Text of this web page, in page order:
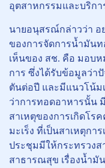
อุตสาหกรรมและบริกา
นายอนุสรณ์กล่าวว่า อ
ของการจัดการน้ำมัน
เห็นของ สช. คือ มอบห
การ ซึ่งได้รับข้อมูลว่า
ตันต่อปี และมีแนวโน้
ว่าการทอดอาหารนั้น มี
สาเหตุของการเกิดโร
มะเร็ง ที่เป็นสาเหตุก
ประชุมมีให้กระทรวง
สาธารณสุข เรื่องน้ำมั